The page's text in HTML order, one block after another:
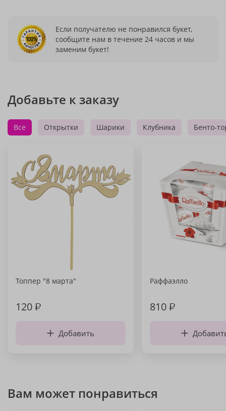
Если получателю не понравился букет,
сообщите нам в течение 24 часов и мы
заменим букет!
Добавьте к заказу
Все Открытки Шарики Клубника Бенто-
Топпер "8 марта"
120₽
Добавить
Раффаэлло
810₽
Вам может понравиться